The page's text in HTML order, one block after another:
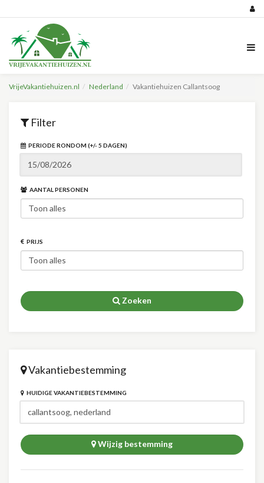
VrijeVakantiehuizen.nl Nederland Vakantiehuizen Callantsoog
Filter
PERIODE RONDOM (+/- 5 DAGEN)
AANTAL PERSONEN
PRIJS
Zoeken
Vakantiebestemming
HUIDIGE VAKANTIEBESTEMMING
Wijzig bestemming